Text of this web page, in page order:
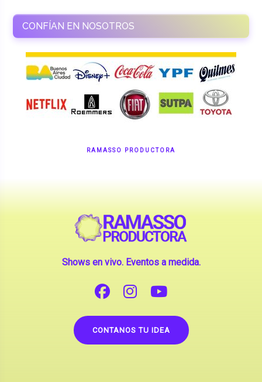
CONFÍAN EN NOSOTROS
RAMASSO PRODUCTORA
Shows en vivo. Eventos a medida.
CONTANOS TU IDEA